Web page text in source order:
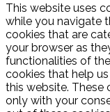
This website uses
while you navigate
cookies that are
your browser as
functionalities of
cookies that help
this website. These
only with your